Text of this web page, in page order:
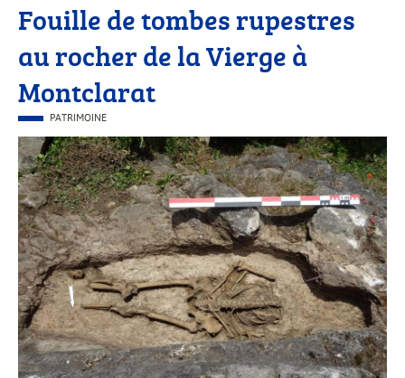
Fouille de tombes rupestres
au rocher de la Vierge à
Montclarat
CATÉGORIE
PRINCIPALE
PATRIMOINE
Visuel
actualités